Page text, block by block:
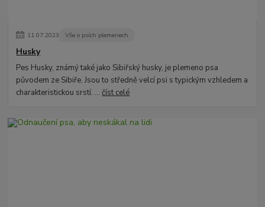
11.07.2023 Vše o psích plemenech
Husky
Pes Husky, známý také jako Sibiřský husky, je plemeno psa
původem ze Sibiře. Jsou to středně velcí psi s typickým vzhledem a
charakteristickou srstí. ...číst celé